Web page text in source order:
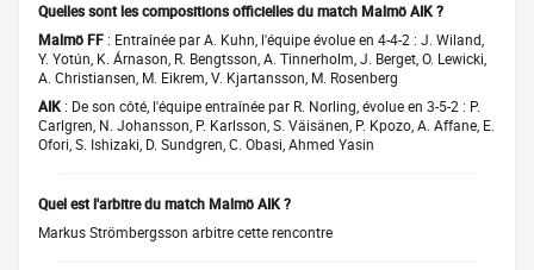
Quelles sont les compositions officielles du match Malmö AIK ?
Malmö FF : Entraînée par A. Kuhn, l'équipe évolue en 4-4-2 : J. Wiland,
Y. Yotún, K. Árnason, R. Bengtsson, A. Tinnerholm, J. Berget, O. Lewicki,
A. Christiansen, M. Eikrem, V. Kjartansson, M. Rosenberg
AIK : De son côté, l'équipe entraînée par R. Norling, évolue en 3-5-2 : P.
Carlgren, N. Johansson, P. Karlsson, S. Väisänen, P. Kpozo, A. Affane, E.
Ofori, S. Ishizaki, D. Sundgren, C. Obasi, Ahmed Yasin
Quel est l'arbitre du match Malmö AIK ?
Markus Strömbergsson arbitre cette rencontre